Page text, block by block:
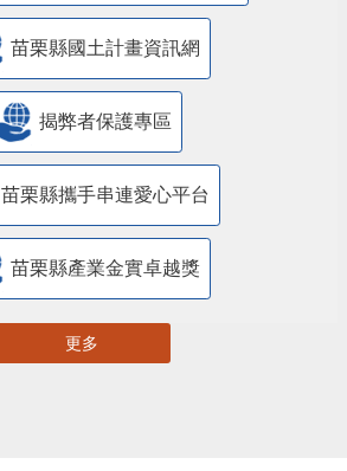
苗栗縣國土計畫資訊網
揭弊者保護專區
苗栗縣攜手串連愛心平台
苗栗縣產業金實卓越獎
更多